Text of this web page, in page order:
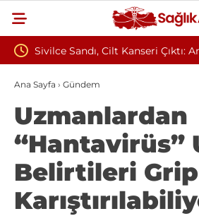
Sivilce Sandı, Cilt Kanseri Çıktı:
Dikişle Uyandı
Ana Sayfa › Gündem
Uzmanlardan
“Hantavirüs”
Belirtileri